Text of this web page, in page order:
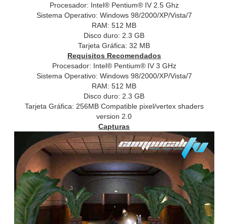
Procesador: Intel® Pentium® IV 2.5 Ghz
Sistema Operativo: Windows 98/2000/XP/Vista/7
RAM: 512 MB
Disco duro: 2.3 GB
Tarjeta Gráfica: 32 MB
Requisitos Recomendados
Procesador: Intel® Pentium® IV 3 GHz
Sistema Operativo: Windows 98/2000/XP/Vista/7
RAM: 512 MB
Disco duro: 2.3 GB
Tarjeta Gráfica: 256MB Compatible pixel/vertex shaders
version 2.0
Capturas